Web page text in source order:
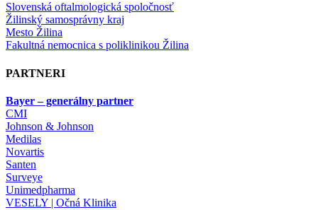
Slovenská oftalmologická spoločnosť
Žilinský samosprávny kraj
Mesto Žilina
Fakultná nemocnica s poliklinikou Žilina
PARTNERI
Bayer– generálny partner
CMI
Johnson & Johnson
Medilas
Novartis
Santen
Surveye
Unimedpharma
VESELY | Očná Klinika